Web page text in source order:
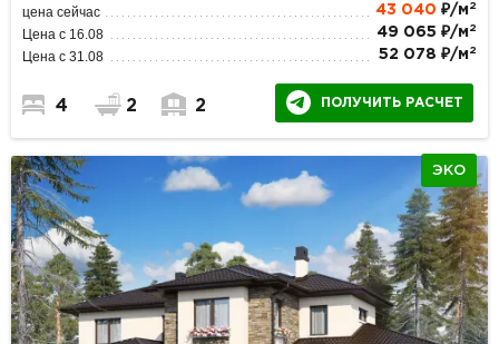
цена сейчас 43 040 ₽/м 2
Цена с 16.08 49 065 ₽/м 2
Цена с 31.08 52 078 ₽/м 2
4 2 2 ПОЛУЧИТЬ РАСЧЕТ
ЭКО